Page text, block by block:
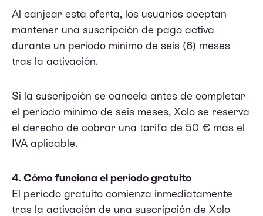
Al canjear esta oferta, los usuarios aceptan
mantener una suscripción de pago activa
durante un período mínimo de seis (6) meses
tras la activación.
Si la suscripción se cancela antes de completar
el período mínimo de seis meses, Xolo se reserva
el derecho de cobrar una tarifa de 50 € más el
IVA aplicable.
4. Cómo funciona el período gratuito
El período gratuito comienza inmediatamente
tras la activación de una suscripción de Xolo